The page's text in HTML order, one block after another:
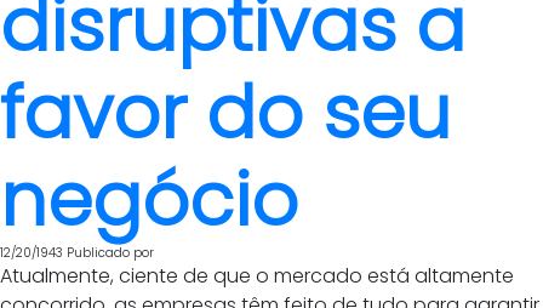
disruptivas a
favor do seu
negócio
12/20/1943 Publicado por
Atualmente, ciente de que o mercado está altamente